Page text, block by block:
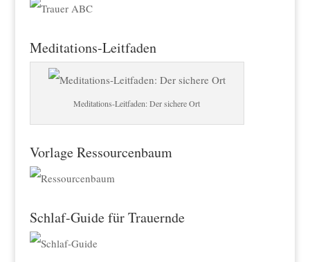
Meditations-Leitfaden
Meditations-Leitfaden: Der sichere Ort
Vorlage Ressourcenbaum
Schlaf-Guide für Trauernde